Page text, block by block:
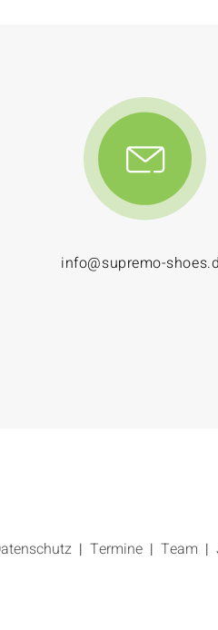
info@supremo-
Termine Team